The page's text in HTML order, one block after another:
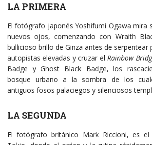
LA PRIMERA
El fotógrafo japonés Yoshifumi Ogawa mira
nuevos ojos, comenzando con Wraith
bullicioso brillo de Ginza antes de serpentear
autopistas elevadas y cruzar elRainbow
Badge y Ghost Black Badge, los
bosque urbano a la sombra de los
antiguos fosos palaciegos y silenciosos
LA SEGUNDA
El fotógrafo británico Mark Riccioni, es el